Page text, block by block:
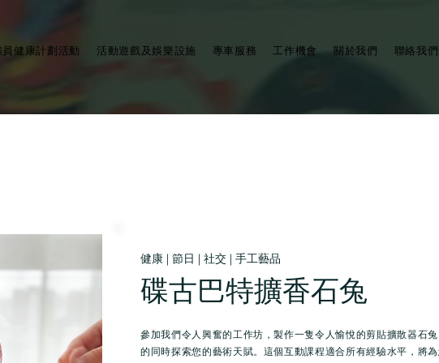
員健康計劃活動 活動遊戲及娛樂設施 專車服務 工作機會 關於我們 聯絡我們
健康 | 節日 | 社交 | 手工藝品
碟古巴特擴香石兔
參加我們令人興奮的工作坊，製作一隻令人愉悅的剪貼擴散器石
的同時探索您的藝術天賦。這個互動課程適合所有經驗水平，將